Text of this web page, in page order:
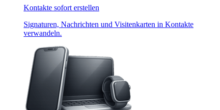
Kontakte sofort erstellen
Signaturen, Nachrichten und Visitenkarten in Kontakte
verwandeln.